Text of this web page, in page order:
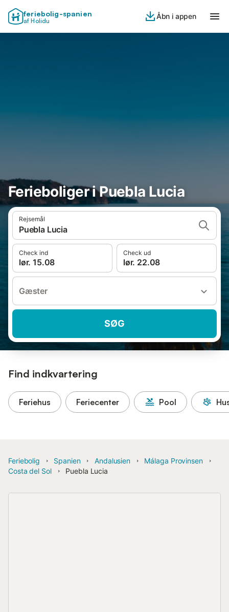
feriebolig-spanien
af Holidu
Åbn i appen
Ferieboliger i Puebla Lucia
Rejsemål
Puebla Lucia
Check ind
lør. 15.08
Check ud
lør. 22.08
Gæster
SØG
Find indkvartering
Feriehus Feriecenter Pool
Feriebolig Spanien Andalusien
Málaga Provinsen
Costa del Sol
Puebla Lucia